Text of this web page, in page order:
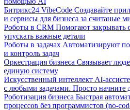
Битрикс24 VibeCode Создавайте
и сервисы для бизнеса за считаные
Роботы в CRM Помогают закрывать
упускать важные детали
Роботы в задачах Автоматизируют
и контроль задач
Оркестрация бизнеса Связывает
единую систему
Искусственный интеллект AI-
с любыми задачами. Просто начните
Роботизация бизнеса Быстрая
процессов без программистов (no-